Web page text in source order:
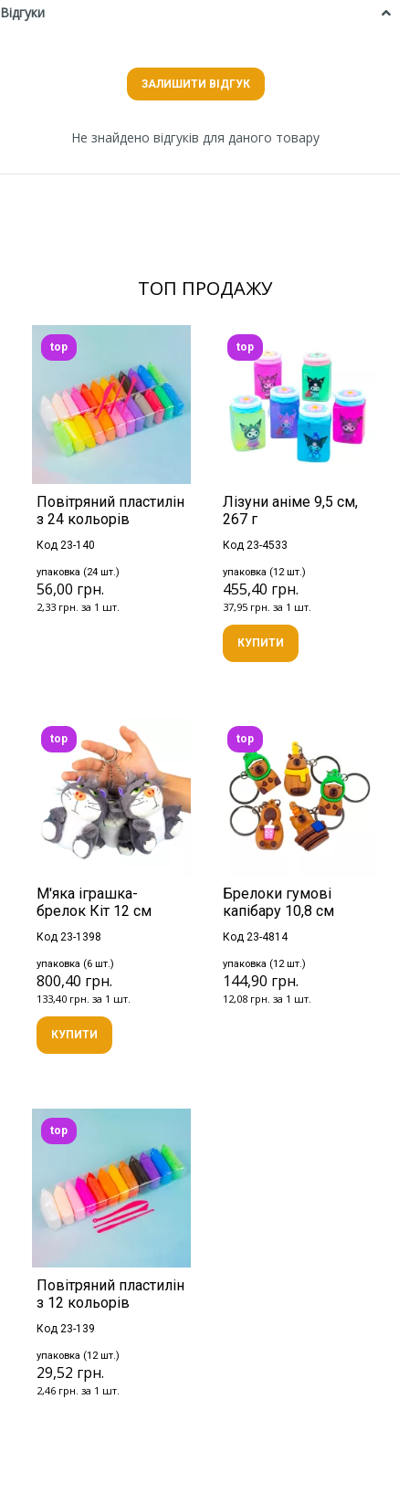
Відгуки
ЗАЛИШИТИ ВІДГУК
Не знайдено відгуків для даного товару
ТОП ПРОДАЖУ
Повітряний пластилін
з 24 кольорів
Код 23-140
упаковка (24 шт.)
56,00 грн.
2,33 грн. за 1 шт.
top
Лізуни аніме 9,5 см,
267 г
Код 23-4533
упаковка (12 шт.)
455,40 грн.
37,95 грн. за 1 шт.
top
КУПИТИ
М'яка іграшка-
брелок Кіт 12 см
Код 23-1398
упаковка (6 шт.)
800,40 грн.
133,40 грн. за 1 шт.
top
КУПИТИ
Брелоки гумові
капібару 10,8 см
Код 23-4814
упаковка (12 шт.)
144,90 грн.
12,08 грн. за 1 шт.
top
Повітряний пластилін
з 12 кольорів
Код 23-139
упаковка (12 шт.)
29,52 грн.
2,46 грн. за 1 шт.
top